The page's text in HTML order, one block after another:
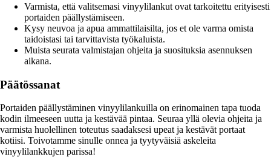
Varmista, että valitsemasi vinyylilankut ovat tarkoitettu erityisesti
portaiden päällystämiseen.
Kysy neuvoa ja apua ammattilaisilta, jos et ole varma omista
taidoistasi tai tarvittavista työkaluista.
Muista seurata valmistajan ohjeita ja suosituksia asennuksen
aikana.
Päätössanat
Portaiden päällystäminen vinyylilankuilla on erinomainen tapa tuoda
kodin ilmeeseen uutta ja kestävää pintaa. Seuraa yllä olevia ohjeita ja
varmista huolellinen toteutus saadaksesi upeat ja kestävät portaat
kotiisi. Toivotamme sinulle onnea ja tyytyväisiä askeleita
vinyylilankkujen parissa!